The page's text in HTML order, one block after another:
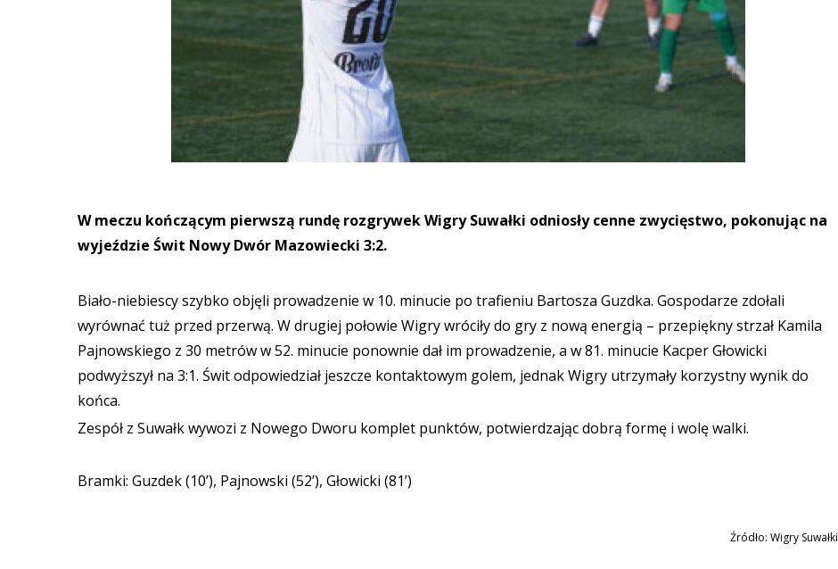
W meczu kończącym pierwszą rundę rozgrywek Wigry Suwałki odniosły cenne zwycięstwo, pokonując na
wyjeździe Świt Nowy Dwór Mazowiecki 3:2.
Biało-niebiescy szybko objęli prowadzenie w 10. minucie po trafieniu Bartosza Guzdka. Gospodarze zdołali
wyrównać tuż przed przerwą. W drugiej połowie Wigry wróciły do gry z nową energią – przepiękny strzał Kamila
Pajnowskiego z 30 metrów w 52. minucie ponownie dał im prowadzenie, a w 81. minucie Kacper Głowicki
podwyższył na 3:1. Świt odpowiedział jeszcze kontaktowym golem, jednak Wigry utrzymały korzystny wynik do
końca.
Zespół z Suwałk wywozi z Nowego Dworu komplet punktów, potwierdzając dobrą formę i wolę walki.
Bramki: Guzdek (10’), Pajnowski (52’), Głowicki (81’)
Źródło: Wigry Suwałki